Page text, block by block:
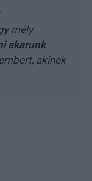
mély
akarunk
akinek